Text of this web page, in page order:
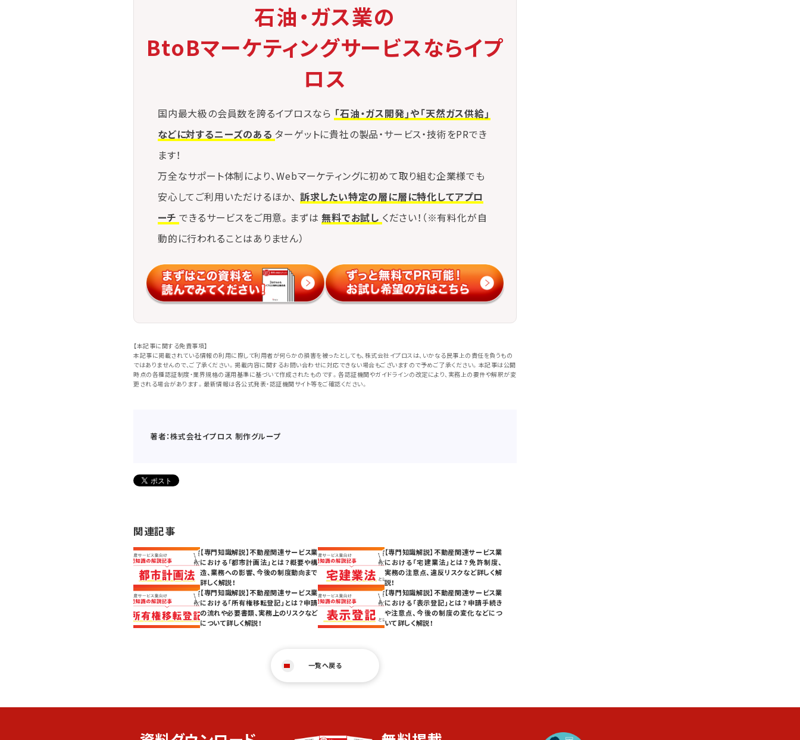
石油・ガス業の
BtoBマーケティングサービスならイプ
ロス
国内最大級の会員数を誇るイプロスなら 「石油・ガス開発」や「天然ガス供給」
などに対するニーズのあるターゲットに貴社の製品・サービス・技術をPRでき
ます！
万全なサポート体制により、Webマーケティングに初めて取り組む企業様でも
安心してご利用いただけるほか、 訴求したい特定の層に層に特化してアプロ
ーチできるサービスをご用意。まずは無料でお試し ください！（※有料化が自
動的に行われることはありません）
【本記事に関する免責事項】
本記事に掲載されている情報の利用に際して利用者が何らかの損害を被ったとしても、株式会社イプロスは、いかなる民事上の責任を負うもの
ではありませんので、ご了承ください。掲載内容に関するお問い合わせに対応できない場合もございますので予めご了承ください。本記事は公開
時点の各種認証制度・業界規格の運用基準に基づいて作成されたものです。各認証機関やガイドラインの改定により、実務上の要件や解釈が変
更される場合があります。最新情報は各公式発表・認証機関サイト等をご確認ください。
著者：株式会社イプロス 制作グループ
関連記事
【専門知識解説】不動産関連サービス業
における「都市計画法」とは？概要や構
造、業務への影響、今後の制度動向まで
詳しく解説！
【専門知識解説】不動産関連サービス業
における「宅建業法」とは？免許制度、
実務の注意点、違反リスクなど詳しく解
説！
【専門知識解説】不動産関連サービス業
における「所有権移転登記」とは？申請
の流れや必要書類、実務上のリスクなど
について詳しく解説！
【専門知識解説】不動産関連サービス業
における「表示登記」とは？申請手続き
や注意点、今後の制度の変化などにつ
いて詳しく解説！
一覧へ戻る